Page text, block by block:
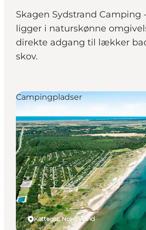
Det sker
For børn
Skagen Sydstrand Camping
ligger i naturskønne
direkte adgang til lækker
skov.
Kattegat, Nordjylland
Campingpladser